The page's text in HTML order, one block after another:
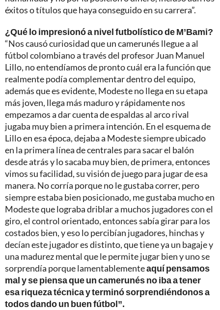
éxitos o títulos que haya conseguido en su carrera”.
¿Qué lo impresionó a nivel futbolístico de M’Bami?
“Nos causó curiosidad que un camerunés llegue a al
fútbol colombiano a través del profesor Juan Manuel
Lillo, no entendíamos de pronto cuál era la función que
realmente podía complementar dentro del equipo,
además que es evidente, Modeste no llega en su etapa
más joven, llega más maduro y rápidamente nos
empezamos a dar cuenta de espaldas al arco rival
jugaba muy bien a primera intención. En el esquema de
Lillo en esa época, dejaba a Modeste siempre ubicado
en la primera línea de centrales para sacar el balón
desde atrás y lo sacaba muy bien, de primera, entonces
vimos su facilidad, su visión de juego para jugar de esa
manera. No corría porque no le gustaba correr, pero
siempre estaba bien posicionado, me gustaba mucho en
Modeste que lograba driblar a muchos jugadores con el
giro, el control orientado, entonces sabía girar para los
costados bien, y eso lo percibían jugadores, hinchas y
decían este jugador es distinto, que tiene ya un bagaje y
una madurez mental que le permite jugar bien y uno se
sorprendía porque lamentablementeaquí pensamos
mal y se piensa que un camerunés no iba a tener
esa riqueza técnica y terminó sorprendiéndonos a
todos dando un buen fútbol”.